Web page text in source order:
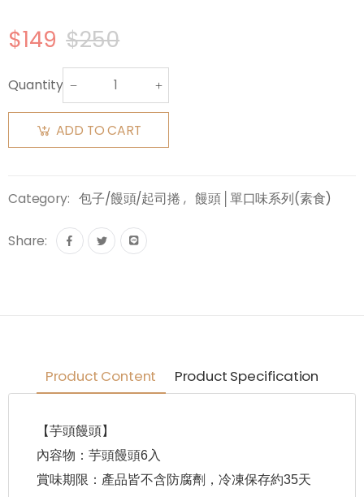
$149 $250
Quantity:
ADD TO CART
Category: 包子/饅頭/起司捲 , 饅頭│單口味系列(素食)
Share:
Product Content Product Specification
【芋頭饅頭】
內容物：芋頭饅頭6入
賞味期限：產品皆不含防腐劑，冷凍保存約35天